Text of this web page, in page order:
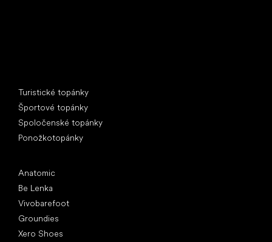
Turistické topánky
Športové topánky
Spoločenské topánky
Ponožkotopánky
Anatomic
Be Lenka
Vivobarefoot
Groundies
Xero Shoes